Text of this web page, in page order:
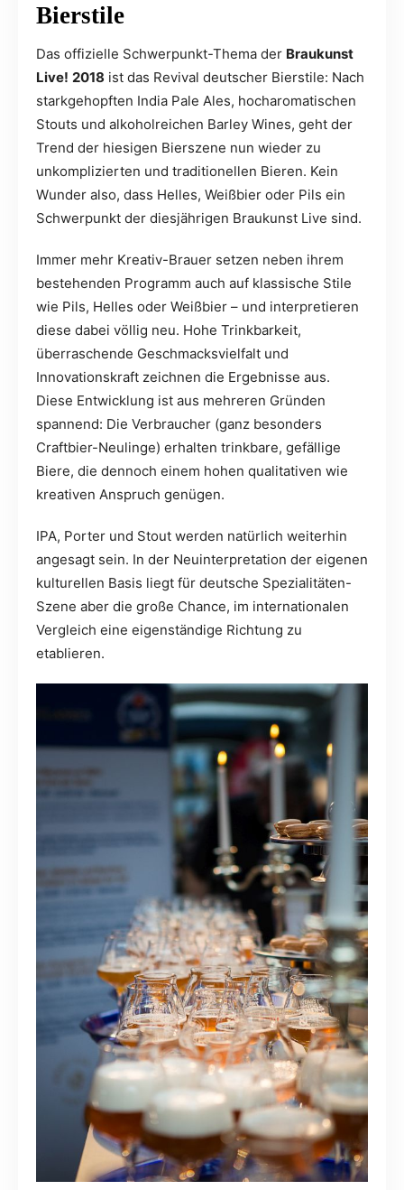
Bierstile
Das offizielle Schwerpunkt-Thema der Braukunst
Live! 2018 ist das Revival deutscher Bierstile: Nach
starkgehopften India Pale Ales, hocharomatischen
Stouts und alkoholreichen Barley Wines, geht der
Trend der hiesigen Bierszene nun wieder zu
unkomplizierten und traditionellen Bieren. Kein
Wunder also, dass Helles, Weißbier oder Pils ein
Schwerpunkt der diesjährigen Braukunst Live sind.
Immer mehr Kreativ-Brauer setzen neben ihrem
bestehenden Programm auch auf klassische Stile
wie Pils, Helles oder Weißbier – und interpretieren
diese dabei völlig neu. Hohe Trinkbarkeit,
überraschende Geschmacksvielfalt und
Innovationskraft zeichnen die Ergebnisse aus.
Diese Entwicklung ist aus mehreren Gründen
spannend: Die Verbraucher (ganz besonders
Craftbier-Neulinge) erhalten trinkbare, gefällige
Biere, die dennoch einem hohen qualitativen wie
kreativen Anspruch genügen.
IPA, Porter und Stout werden natürlich weiterhin
angesagt sein. In der Neuinterpretation der eigenen
kulturellen Basis liegt für deutsche Spezialitäten-
Szene aber die große Chance, im internationalen
Vergleich eine eigenständige Richtung zu
etablieren.